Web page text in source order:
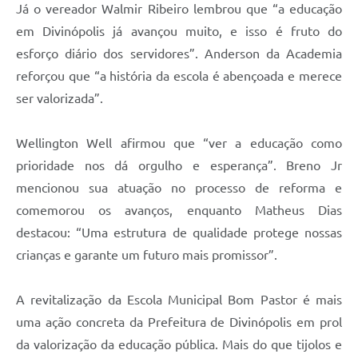
Já o vereador Walmir Ribeiro lembrou que “a educação
em Divinópolis já avançou muito, e isso é fruto do
esforço diário dos servidores”. Anderson da Academia
reforçou que “a história da escola é abençoada e merece
ser valorizada”.
Wellington Well afirmou que “ver a educação como
prioridade nos dá orgulho e esperança”. Breno Jr
mencionou sua atuação no processo de reforma e
comemorou os avanços, enquanto Matheus Dias
destacou: “Uma estrutura de qualidade protege nossas
crianças e garante um futuro mais promissor”.
A revitalização da Escola Municipal Bom Pastor é mais
uma ação concreta da Prefeitura de Divinópolis em prol
da valorização da educação pública. Mais do que tijolos e